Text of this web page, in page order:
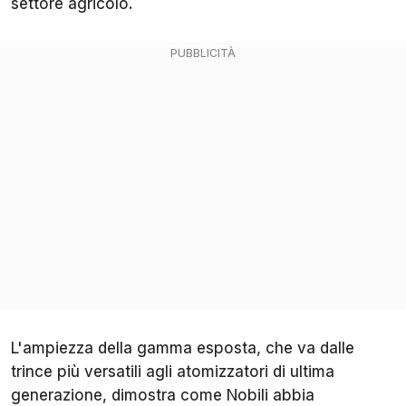
settore agricolo.
L'ampiezza della gamma esposta, che va dalle
trince più versatili agli atomizzatori di ultima
generazione, dimostra come Nobili abbia